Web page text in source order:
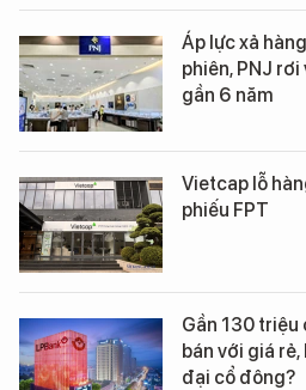
Áp lực xả
phiên, PNJ
gần 6 năm
Vietcap lỗ
phiếu FPT
Gần 130 triệu
bán với giá
đại cổ đông?